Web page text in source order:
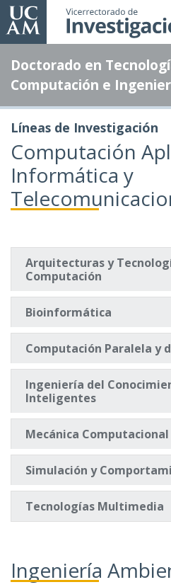
Pasar
al
principal
Doctorado en
Computación e
Líneas de Investigación
Computación
Informática y
Arquitecturas y
Computación
Bioinformática
Computación Paralela y
Ingeniería del
Inteligentes
Mecánica Computacional
Simulación y
Tecnologías Multimedia
Ingeniería